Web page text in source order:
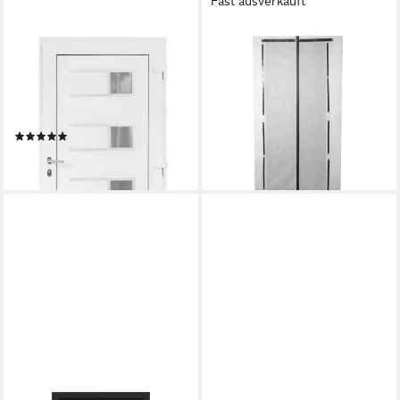
SN DECO GROUP
Haustür Efraim, E-Öffner,
Stoßgriff (Komplett-Set),
Elektrischer Türöffner (E-
verbaut
lieferbar - in 4-5 Werktagen bei dir
SCORPROTECT®
Haustür Vlies Staubschutztür
Magnet mit Magnetstreifen-
Verschluss 210 x 110 cm
lieferbar - in 2-3 Werktagen bei dir